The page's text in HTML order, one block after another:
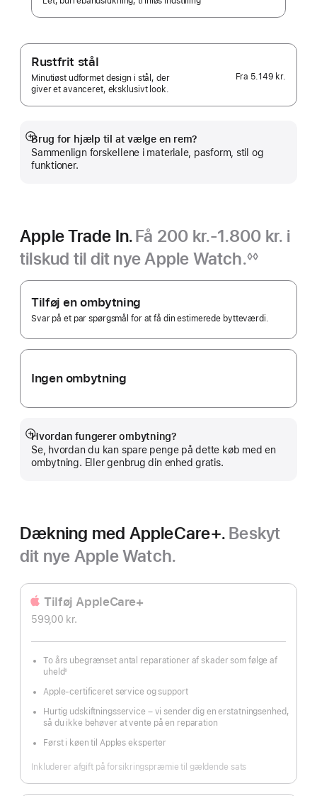
Rustfrit stål
Minutiøst udformet design i stål, der
giver et avanceret, eksklusivt look.
Fra 5.149 kr.
Brug for hjælp til at vælge en rem?
Sammenlign forskellene i materiale, pasform, stil og
funktioner.
Vis
mere
Apple Trade In.Få 200 kr.-1.800 kr. i
tilskud til dit nye Apple Watch.◊◊
Apple Trade In.
Tilføj en ombytning
Svar på et par spørgsmål for at få din estimerede bytteværdi.
Ingen ombytning
Hvordan fungerer ombytning?
Se, hvordan du kan spare penge på dette køb med en
ombytning. Eller genbrug din enhed gratis.
Vis
mere
Dækning med AppleCare+. Beskyt
dit nye Apple Watch.
Tilføj AppleCare+
599,00 kr.
To års ubegrænset antal reparationer af skader som følge af
uheld◊
Apple-certificeret service og support
Hurtig udskiftningsservice – vi sender dig en erstatningsenhed,
så du ikke behøver at vente på en reparation
Først i køen til Apples eksperter
Inkluderer afgift på forsikringspræmie til gældende sats